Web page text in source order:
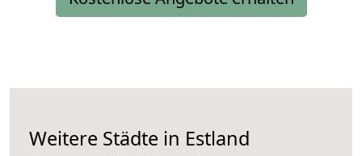
Weitere Städte in Estland